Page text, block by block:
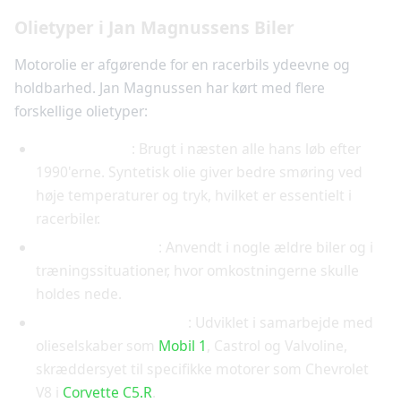
Olietyper i Jan Magnussens Biler
Motorolie er afgørende for en racerbils ydeevne og
holdbarhed. Jan Magnussen har kørt med flere
forskellige olietyper:
: Brugt i næsten alle hans løb efter
1990'erne. Syntetisk olie giver bedre smøring ved
høje temperaturer og tryk, hvilket er essentielt i
racerbiler.
: Anvendt i nogle ældre biler og i
træningssituationer, hvor omkostningerne skulle
holdes nede.
: Udviklet i samarbejde med
olieselskaber som Mobil 1 , Castrol og Valvoline,
skræddersyet til specifikke motorer som Chevrolet
V8 i Corvette C5.R.